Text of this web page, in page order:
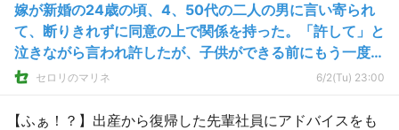
嫁が新婚の24歳の頃、4、50代の二人の男に言い寄られ
て、断りきれずに同意の上で関係を持った。「許して」と
泣きながら言われ許したが、子供ができる前にもう一度考
えてみようと思う。
セロリのマリネ 6/2(Tu) 23:00
【ふぁ！？】出産から復帰した先輩社員にアドバイスをも